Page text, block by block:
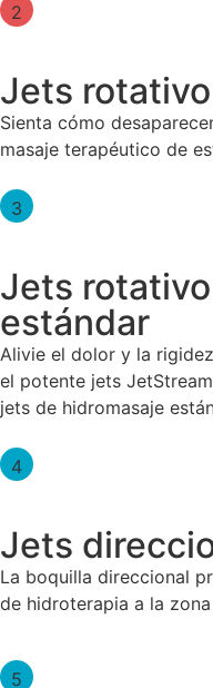
2
Jets
Sienta cómo
masaje terapéutico de
3
Jets
estándar
Alivie el dolor y la
el potente jets
jets de hidromasaje
4
Jets
La boquilla direccional
de hidroterapia a la
5